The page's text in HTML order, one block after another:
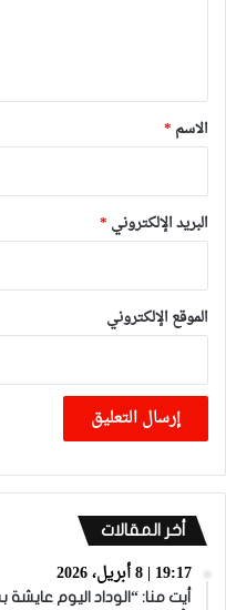
*
الاسم *
البريد الإلكتروني *
الموقع الإلكتروني
أخر المقالات
19:17 | 8 أبريل، 2026